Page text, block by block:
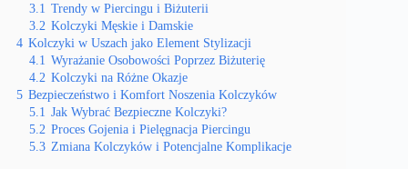
3.1 Trendy w Piercingu i Biżuterii
3.2 Kolczyki Męskie i Damskie
4 Kolczyki w Uszach jako Element Stylizacji
4.1 Wyrażanie Osobowości Poprzez Biżuterię
4.2 Kolczyki na Różne Okazje
5 Bezpieczeństwo i Komfort Noszenia Kolczyków
5.1 Jak Wybrać Bezpieczne Kolczyki?
5.2 Proces Gojenia i Pielęgnacja Piercingu
5.3 Zmiana Kolczyków i Potencjalne Komplikacje